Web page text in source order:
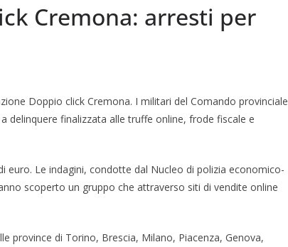
Cremona: arresti per
Doppio click Cremona. I militari del Comando provinciale
delinquere finalizzata alle truffe online, frode fiscale e
euro. Le indagini, condotte dal Nucleo di polizia economico-
scoperto un gruppo che attraverso siti di vendite online
province di Torino, Brescia, Milano, Piacenza, Genova,